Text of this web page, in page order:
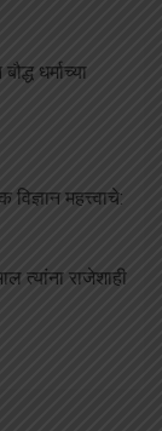
धर्माच्या
महत्त्वाचे:
त्यांना राजेशाही